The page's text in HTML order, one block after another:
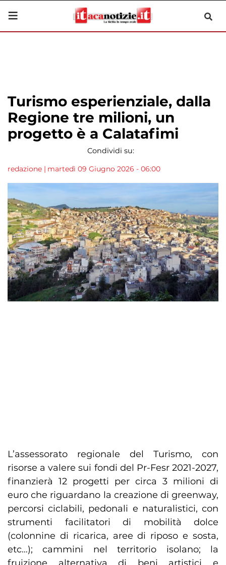
Turismo esperienziale, dalla
Regione tre milioni, un
progetto è a Calatafimi
Condividi su:
redazione | martedì 09 Giugno 2026 - 06:00
L’assessorato regionale del Turismo, con
risorse a valere sui fondi del Pr-Fesr 2021-2027,
finanzierà 12 progetti per circa 3 milioni di
euro che riguardano la creazione di greenway,
percorsi ciclabili, pedonali e naturalistici, con
strumenti facilitatori di mobilità dolce
(colonnine di ricarica, aree di riposo e sosta,
etc…); cammini nel territorio isolano; la